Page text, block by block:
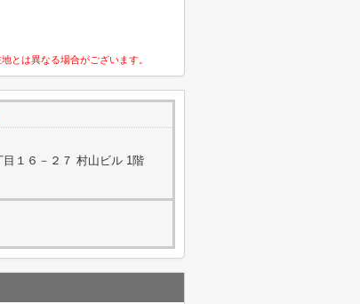
とは異なる場合がございます。
１６－２７ 村山ビル 1階